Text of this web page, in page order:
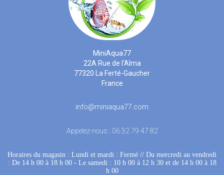
MiniAqua77
22A Rue de l'Alma
77320 La Ferté-Gaucher
France
info@miniaqua77.com
Appelez-nous : 06 32 79 47 82
Horaires du magasin : Lundi et mardi : Fermé // Du mercredi au vendredi
: De 14 h 00 à 18 h 00 - Le samedi : 10 h 00 à 12 h 30 et de 14 h 00 à 18
h 00